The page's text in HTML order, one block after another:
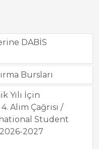
DABİS
Bursları
Yılı İçin
Alım Çağrısı /
Student
2027